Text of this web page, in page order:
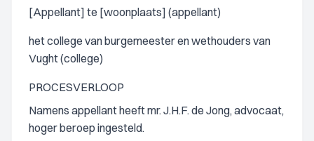
[Appellant] te [woonplaats] (appellant)
het college van burgemeester en wethouders van
Vught (college)
PROCESVERLOOP
Namens appellant heeft mr. J.H.F. de Jong, advocaat,
hoger beroep ingesteld.